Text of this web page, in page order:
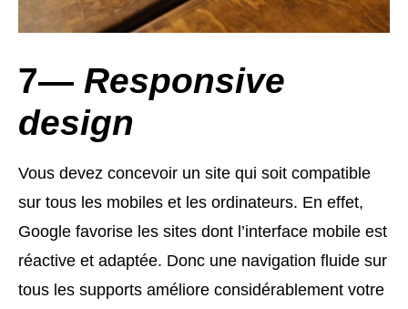
7— Responsive
design
Vous devez concevoir un site qui soit compatible
sur tous les mobiles et les ordinateurs. En effet,
Google favorise les sites dont l’interface mobile est
réactive et adaptée. Donc une navigation fluide sur
tous les supports améliore considérablement votre